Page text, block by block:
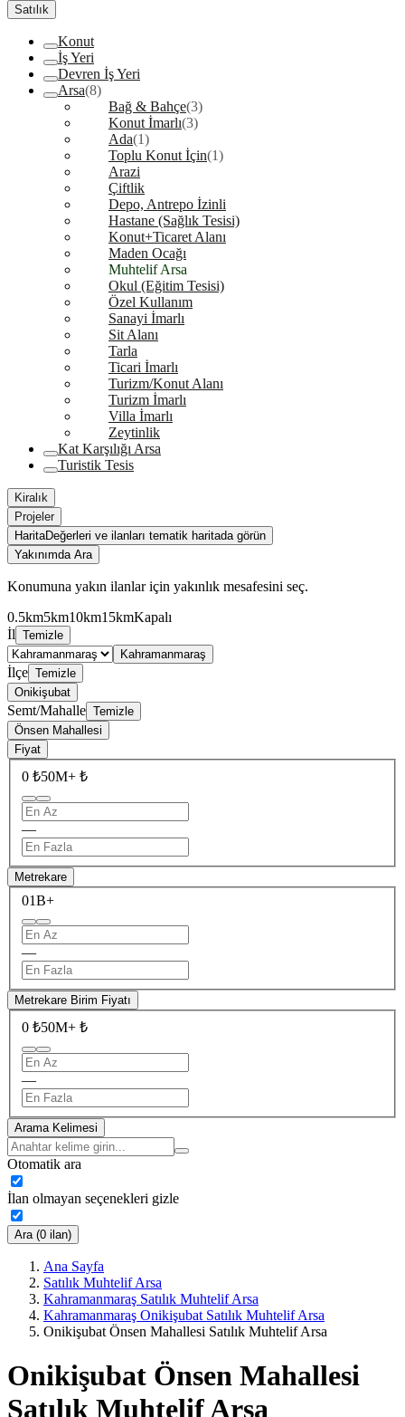
Satılık
Konut
İş Yeri
Devren İş Yeri
Arsa(8)
Bağ & Bahçe(3)
Konut İmarlı(3)
Ada(1)
Toplu Konut İçin(1)
Arazi
Çiftlik
Depo, Antrepo İzinli
Hastane (Sağlık Tesisi)
Konut+Ticaret Alanı
Maden Ocağı
Muhtelif Arsa
Okul (Eğitim Tesisi)
Özel Kullanım
Sanayi İmarlı
Sit Alanı
Tarla
Ticari İmarlı
Turizm/Konut Alanı
Turizm İmarlı
Villa İmarlı
Zeytinlik
Kat Karşılığı Arsa
Turistik Tesis
Kiralık
Projeler
HaritaDeğerleri ve ilanları tematik haritada görün
Yakınımda Ara
Konumuna yakın ilanlar için yakınlık mesafesini seç.
0.5km5km10km15kmKapalı
İl Temizle
Kahramanmaraş
İlçe Temizle
Onikişubat
Semt/Mahalle Temizle
Önsen Mahallesi
Fiyat
0 ₺50M+ ₺
—
Metrekare
01B+
—
Metrekare Birim Fiyatı
0 ₺50M+ ₺
—
Arama Kelimesi
Otomatik ara
İlan olmayan seçenekleri gizle
Ara (0 ilan)
Ana Sayfa
Satılık Muhtelif Arsa
Kahramanmaraş Satılık Muhtelif Arsa
Kahramanmaraş Onikişubat Satılık Muhtelif Arsa
Onikişubat Önsen Mahallesi Satılık Muhtelif Arsa
Onikişubat Önsen Mahallesi
Satılık Muhtelif Arsa